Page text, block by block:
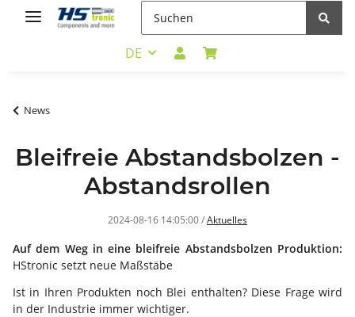
DE
News
Bleifreie Abstandsbolzen -
Abstandsrollen
2024-08-16 14:05:00/Aktuelles
Auf dem Weg in eine bleifreie Abstandsbolzen Produktion:
HStronic setzt neue Maßstäbe
Ist in Ihren Produkten noch Blei enthalten? Diese Frage wird
in der Industrie immer wichtiger.